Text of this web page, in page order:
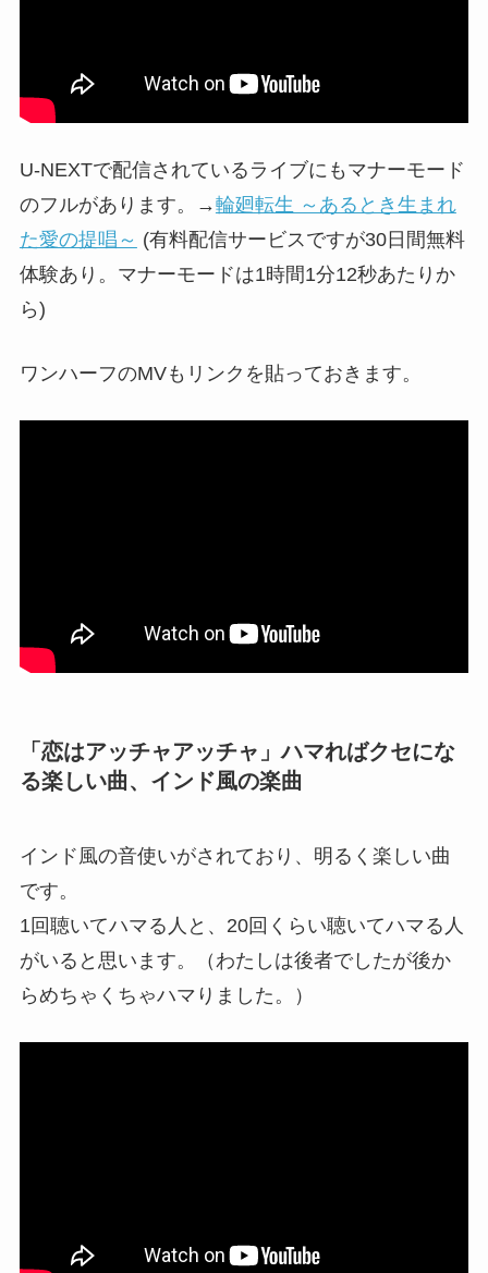
U-NEXTで配信されているライブにもマナーモード
のフルがあります。→輪廻転生 ～あるとき生まれ
た愛の提唱～ (有料配信サービスですが30日間無料
体験あり。マナーモードは1時間1分12秒あたりか
ら)
ワンハーフのMVもリンクを貼っておきます。
「恋はアッチャアッチャ」ハマればクセにな
る楽しい曲、インド風の楽曲
インド風の音使いがされており、明るく楽しい曲
です。
1回聴いてハマる人と、20回くらい聴いてハマる人
がいると思います。（わたしは後者でしたが後か
らめちゃくちゃハマりました。）